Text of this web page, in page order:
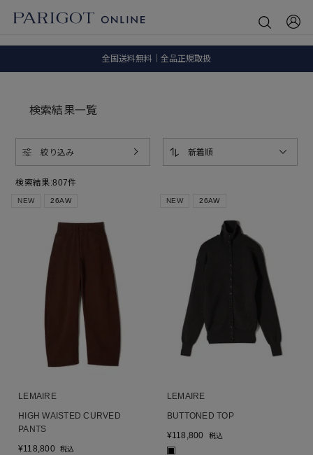
8.5 wedに会員プログラムが生まれ変わります！
検索結果一覧
検索結果:807件
絞り込み 新着順
NEW 26AW
LEMAIRE
HIGH WAISTED CURVED
PANTS
¥118,800 税込
NEW 26AW
LEMAIRE
BUTTONED TOP
¥118,800 税込